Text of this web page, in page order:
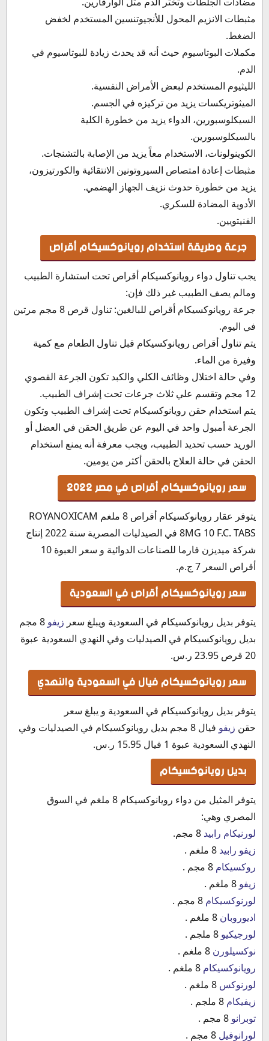
مثبطات الانزيم المحول للأنجيوتنسين المستخدم لخفض
الضغط.
مكملات البوتاسيوم حيث أنه قد يحدث زيادة للبوتاسيوم في
الدم.
الليثيوم المستخدم لبعض الأمراض النفسية.
الميثوتريكسات يزيد من تركيزه في الجسم.
السيكلوسبورين، الدواء يزيد من خطورة الكلية
بالسيكلوسبورين.
الكوينولونات، الاستخدام معاً يزيد من الإصابة بالتشنجات.
مثبطات إعادة امتصاص السيروتونين الانتقائية والكورتيزون،
يزيد من خطورة حدوث نزيف الجهاز الهضمي.
الأدوية المضادة للسكري.
الفنيتويين.
جرعة وطريقة استخدام رويانوكسيكام أقراص
يجب تناول دواء رويانوكسيكام أقراص تحت استشارة الطبيب
ومالم يصف الطبيب غير ذلك فإن:
جرعة رويانوكسيكام أقراص للبالغين: تناول قرص 8 مجم مرتين
في اليوم.
يتم تناول أقراص رويانوكسيكام قبل تناول الطعام مع كمية
وفيرة من الماء.
وفي حالة اختلال وظائف الكلي والكبد تكون الجرعة القصوي
12 مجم وتقسم علي ثلاث جرعات تحت إشراف الطبيب.
يتم استخدام حقن رويانوكسيكام تحت إشراف الطبيب وتكون
الجرعة أمبول واحد في اليوم عن طريق الحقن في العضل أو
الوريد حسب تحديد الطبيب، ويجب معرفة أنه يمنع استخدام
الحقن في حالة العلاج بالحقن أكثر من يومين.
سعر رويانوكسيكام أقراص في مصر 2022
يتوفر عقار رويانوكسيكام أقراص 8 ملغم ROYANOXICAM
8MG 10 F.C. TABS في الصيدليات المصرية سنة 2022 إنتاج
شركة ميديزن فارما للصناعات الدوائية و سعر العبوة 10
أقراص السعر 7 ج.م.
سعر رويانوكسيكام أقراص في السعودية
يتوفر بديل رويانوكسيكام في السعودية ويبلغ سعر زيفو
8 مجم
بديل رويانوكسيكام في الصيدليات وفي النهدي السعودية عبوة
20 قرص 23.95 ر.س.‏
سعر رويانوكسيكام فيال في السعودية والنهدي
يتوفر بديل رويانوكسيكام في السعودية و يبلغ سعر
حقن زيفو
فيال 8 مجم بديل رويانوكسيكام في الصيدليات وفي
النهدي السعودية عبوة 1 فيال 15.95 ر.س.‏
بديل رويانوكسيكام
يتوفر المثيل من دواء رويانوكسيكام 8 ملغم في السوق
المصري وهي:
لورنيكام رابيد
زيفو رابيد
روكسيكام
زيفو
لورنوكسيكام
اديوروبان
لورجيكيو
نوكسيلورن
رويانوكسيكام
لورنوكس
زيفيكام
توبرانو
لورانوفيل